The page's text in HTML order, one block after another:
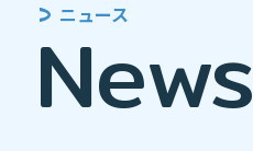
ニュース
News